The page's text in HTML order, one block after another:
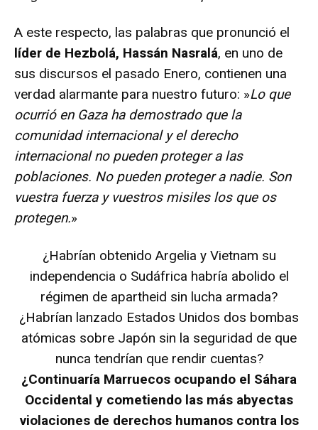
A este respecto, las palabras que pronunció el
líder de Hezbolá, Hassán Nasralá, en uno de
sus discursos el pasado Enero, contienen una
verdad alarmante para nuestro futuro: »Lo que
ocurrió en Gaza ha demostrado que la
comunidad internacional y el derecho
internacional no pueden proteger a las
poblaciones. No pueden proteger a nadie. Son
vuestra fuerza y vuestros misiles los que os
protegen.»
¿Habrían obtenido Argelia y Vietnam su
independencia o Sudáfrica habría abolido el
régimen de apartheid sin lucha armada?
¿Habrían lanzado Estados Unidos dos bombas
atómicas sobre Japón sin la seguridad de que
nunca tendrían que rendir cuentas?
¿Continuaría Marruecos ocupando el Sáhara
Occidental y cometiendo las más abyectas
violaciones de derechos humanos contra los